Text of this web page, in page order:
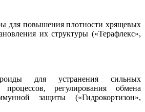
для повышения плотности хрящевых
их структуры («Терафлекс»,
для устранения сильных
процессов, регулирования обмена
защиты («Гидрокортизон»,